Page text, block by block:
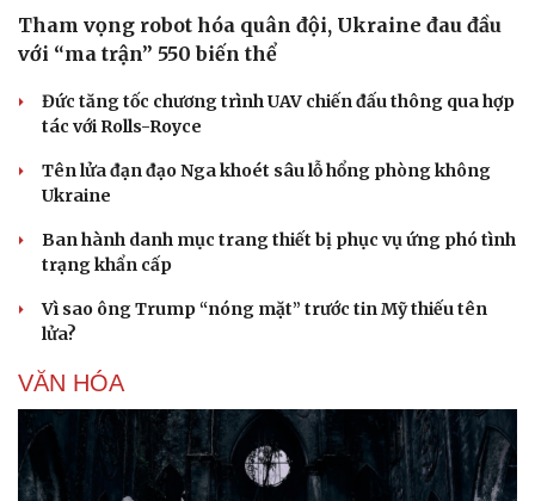
Tham vọng robot hóa quân đội, Ukraine đau đầu
với “ma trận” 550 biến thể
Đức tăng tốc chương trình UAV chiến đấu thông qua hợp
tác với Rolls-Royce
Tên lửa đạn đạo Nga khoét sâu lỗ hổng phòng không
Ukraine
Ban hành danh mục trang thiết bị phục vụ ứng phó tình
trạng khẩn cấp
Vì sao ông Trump “nóng mặt” trước tin Mỹ thiếu tên
lửa?
VĂN HÓA